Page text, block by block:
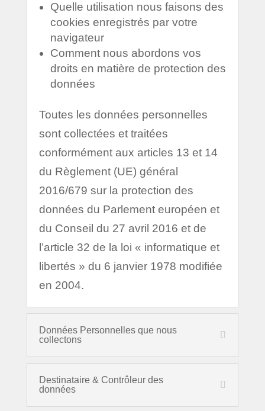
Quelle utilisation nous faisons des
cookies enregistrés par votre
navigateur
Comment nous abordons vos
droits en matière de protection des
données
Toutes les données personnelles
sont collectées et traitées
conformément aux articles 13 et 14
du Règlement (UE) général
2016/679 sur la protection des
données du Parlement européen et
du Conseil du 27 avril 2016 et de
l’article 32 de la loi « informatique et
libertés » du 6 janvier 1978 modifiée
en 2004.
Données Personnelles que nous
collectons
Destinataire & Contrôleur des
données